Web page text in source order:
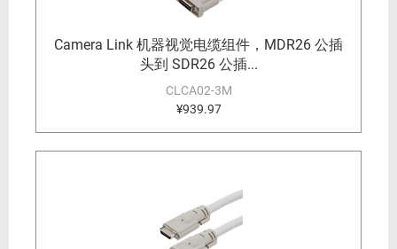
Camera Link 机器视觉电缆组件，MDR26 公插
头到 SDR26 公插...
CLCA02-3M
¥939.97